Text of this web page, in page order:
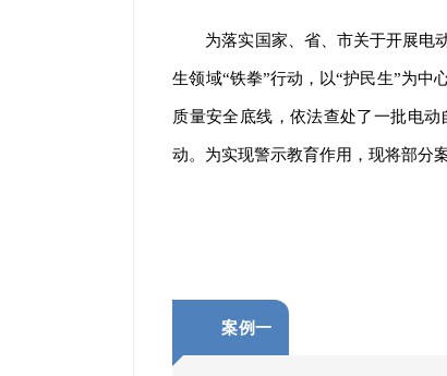
为落实国家、省、市关于开展电
生领域“铁拳”行动，以“护民生”为中
质量安全底线，依法查处了一批电
动。为实现警示教育作用，现将部分
案例一